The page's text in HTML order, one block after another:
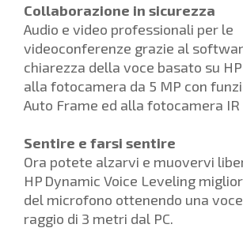
Collaborazione in sicurezza
Audio e video professionali per le
videoconferenze grazie al
chiarezza della voce basato su
alla fotocamera da 5 MP con
Auto Frame ed alla fotocamera IR
Sentire e farsi sentire
Ora potete alzarvi e muovervi
HP Dynamic Voice Leveling
del microfono ottenendo una
raggio di 3 metri dal PC.